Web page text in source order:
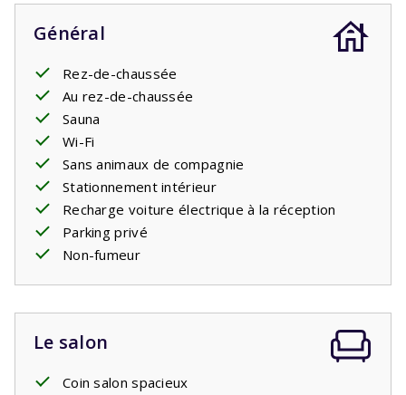
réservez 2 semaines !
Général
Rez-de-chaussée
Au rez-de-chaussée
Sauna
Wi-Fi
Sans animaux de compagnie
Stationnement intérieur
Recharge voiture électrique à la réception
Parking privé
Non-fumeur
Le salon
Coin salon spacieux